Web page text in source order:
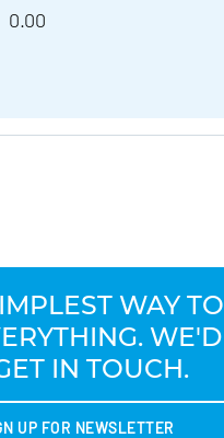
0.00
WAY TO
WE'D
IN TOUCH.
UP FOR NEWSLETTER